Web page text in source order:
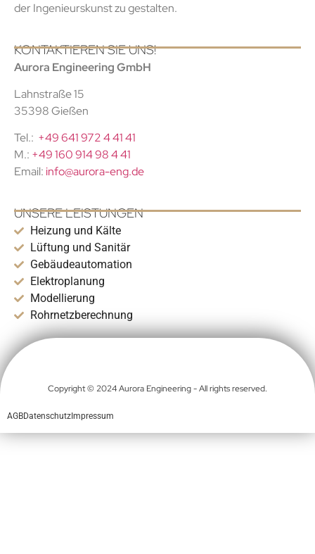
der Ingenieurskunst zu gestalten.
KONTAKTIEREN SIE UNS!
Aurora Engineering GmbH
Lahnstraße 15
35398 Gießen
Tel.: +49 641 972 4 41 41
M.: +49 160 914 98 4 41
Email: info@aurora-eng.de
UNSERE LEISTUNGEN
Heizung und Kälte
Lüftung und Sanitär
Gebäudeautomation
Elektroplanung
Modellierung
Rohrnetzberechnung
Copyright © 2024 Aurora Engineering - All rights reserved.
AGBDatenschutz Impressum